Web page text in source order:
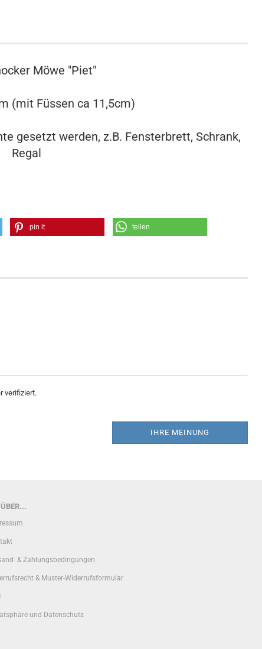
Möwe "Piet"
(mit Füssen ca 11,5cm)
gesetzt werden, z.B. Fensterbrett, Schrank,
Regal
pin it teilen
verifiziert.
IHRE MEINUNG
& Zahlungsbedingungen
& Muster-Widerrufsformular
und Datenschutz